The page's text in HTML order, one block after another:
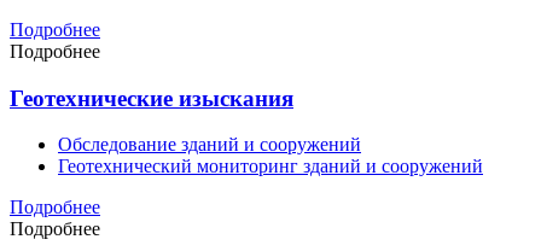
Подробнее
Подробнее
Геотехнические изыскания
Обследование зданий и сооружений
Геотехнический мониторинг зданий и сооружений
Подробнее
Подробнее